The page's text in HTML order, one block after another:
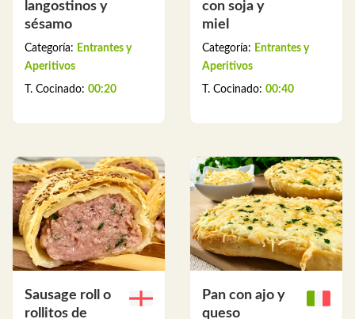
langostinos y
sésamo
Categoría: Entrantes y
Aperitivos
T. Cocinado: 00:20
con soja y
miel
Categoría: Entrantes y
Aperitivos
T. Cocinado: 00:40
Sausage roll o
rollitos de
Pan con ajo y
queso